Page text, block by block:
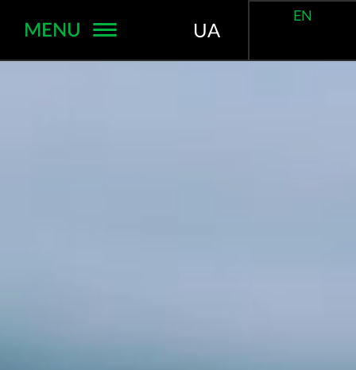
MENU UA
EN